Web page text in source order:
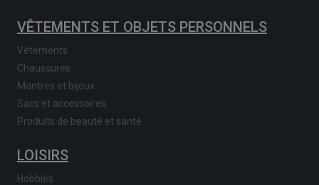
VÊTEMENTS ET OBJETS PERSONNELS
Vêtements
Chaussures
Montres et bijoux
Sacs et accessoires
Produits de beauté et santé
LOISIRS
Hobbies